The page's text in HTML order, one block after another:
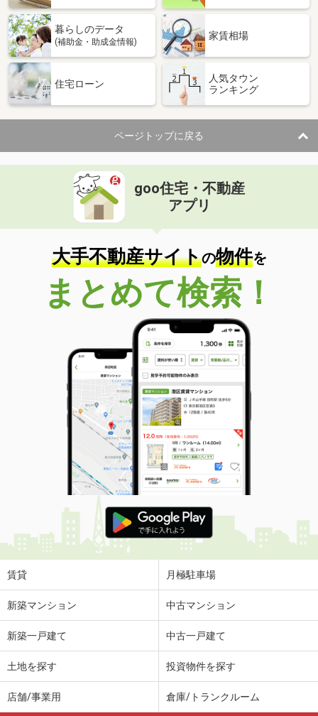
暮らしのデータ
(補助金・助成金情報)
家賃相場
住宅ローン
人気タウン
ランキング
ページトップに戻る
goo住宅・不動産
アプリ
大手不動産サイトの物件を
まとめて検索！
賃貸 月極駐車場
新築マンション 中古マンション
新築一戸建て 中古一戸建て
土地を探す 投資物件を探す
店舗/事業用 倉庫/トランクルーム